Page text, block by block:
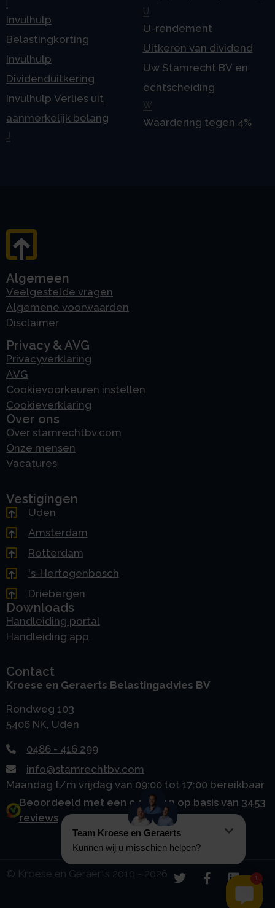
Invulhulp
Belastingkorting
Invulhulp
Dividenduitkering
Invulhulp Verlies uit
aanmerkelijk belang
U
U-rendement
Uitkeren van dividend
Uw Stamrecht BV en
echtscheiding
W
Waardering tegen 4%
Algemeen
Veelgestelde vragen
Algemene voorwaarden
Disclaimer
Privacy & AVG
Privacyverklaring
AVG
Cookievoorkeuren instellen
Cookieverklaring
Over ons
Over stamrechtbv.com
Onze mensen
Vacatures
Vestigingen
Uden
Amsterdam
Rotterdam
's-Hertogenbosch
Driebergen
Downloads
Handleiding portal
Handleiding app
Contact
Kroese en Geraerts Belastingadvies BV
Rondweg 103
5406 NK, Uden
0486 - 416 299
info@stamrechtbv.com
Maandag t/m vrijdag van 09:00 tot 17:00 bereikbaar
Beoordeeld met een 9.0 uit 10 op basis van 3453
reviews
© Kroese en Geraerts 2010 - 2026